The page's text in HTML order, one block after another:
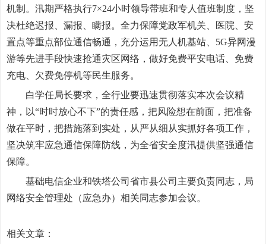
机制。汛期严格执行7×24小时领导带班和专人值班制度，坚
决杜绝迟报、漏报、瞒报。全力保障党政军机关、医院、安
置点等重点部位通信畅通，充分运用无人机基站、5G异网漫
游等先进手段快速抢通灾区网络，做好免费平安电话、免费
充电、欠费免停机等民生服务。
白学任局长要求，全行业要迅速贯彻落实本次会议精
神，以“时时放心不下”的责任感，把风险想在前面，把准备
做在平时，把措施落到实处，从严从细从实抓好各项工作，
坚决筑牢应急通信保障防线，为全省安全度汛提供坚强通信
保障。
基础电信企业和铁塔公司省市县公司主要负责同志，局
网络安全管理处（应急办）相关同志参加会议。
相关文章：